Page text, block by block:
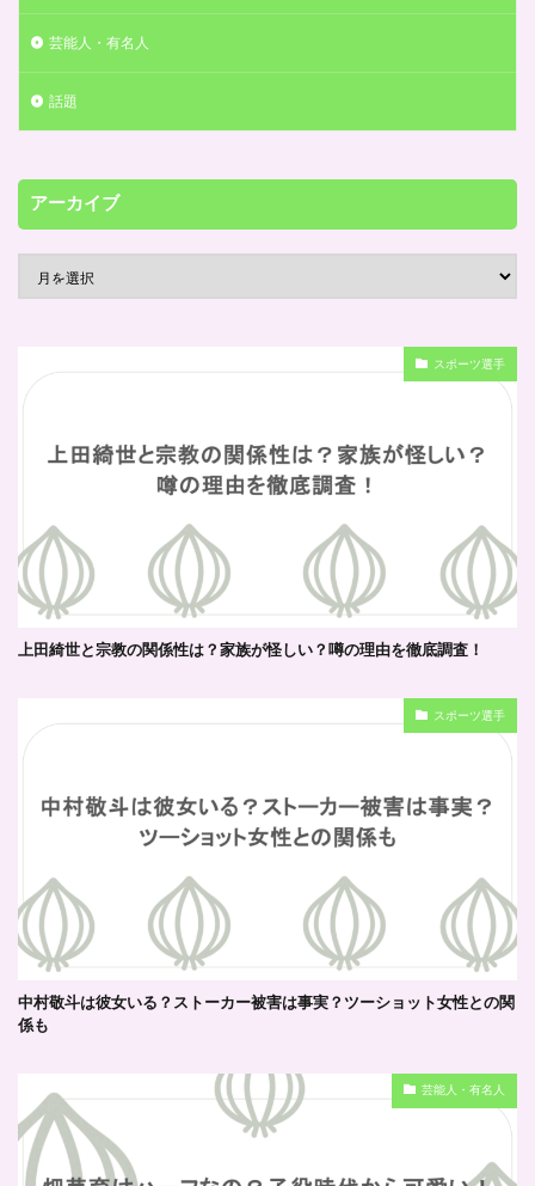
芸能人・有名人
話題
アーカイブ
スポーツ選手
上田綺世と宗教の関係性は？家族が怪しい？噂の理由を徹底調査！
スポーツ選手
中村敬斗は彼女いる？ストーカー被害は事実？ツーショット女性との関
係も
芸能人・有名人